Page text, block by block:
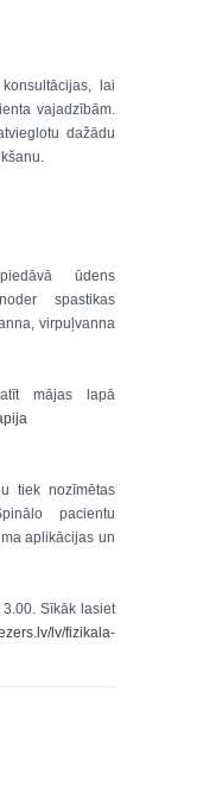
lai
vajadzībām.
dažādu
ūdens
spastikas
virpuļvanna
mājas lapā
tiek nozīmētas
pacientu
aplikācijas un
Sīkāk lasiet
lv/fizikala-